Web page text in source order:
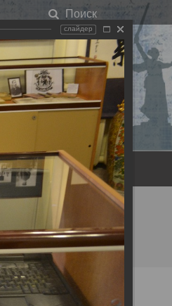
Поиск
слайдер